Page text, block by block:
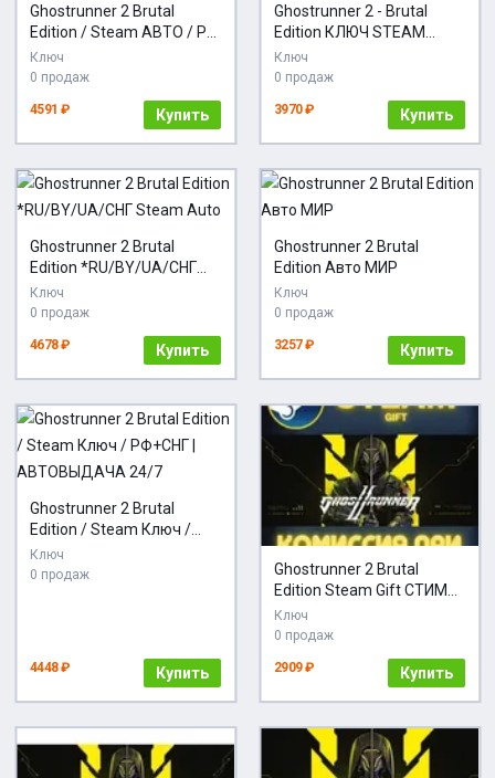
Ghostrunner 2 Brutal
Edition / Steam АВТО / РУ
+ МИР
Ключ
0 продаж
4591 ₽ Купить
Ghostrunner 2 - Brutal
Edition КЛЮЧ STEAM
РФ+СНГ
Ключ
0 продаж
3970 ₽ Купить
Ghostrunner 2 Brutal
Edition *RU/BY/UA/СНГ
Steam Auto
Ключ
0 продаж
4678 ₽ Купить
Ghostrunner 2 Brutal
Edition Авто МИР
Ключ
0 продаж
3257 ₽ Купить
Ghostrunner 2 Brutal
Edition / Steam Ключ /
РФ+СНГ | АВТОВЫДАЧА
24/7
Ключ
0 продаж
4448 ₽ Купить
Ghostrunner 2 Brutal
Edition Steam Gift СТИМ
ГИФТ ПК
АВТОДОСТАВКА
Ключ
0 продаж
2909 ₽ Купить